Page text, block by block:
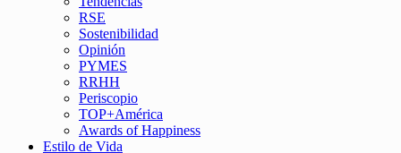
RSE
Sostenibilidad
Opinión
PYMES
RRHH
Periscopio
TOP+América
Awards of Happiness
Estilo de Vida